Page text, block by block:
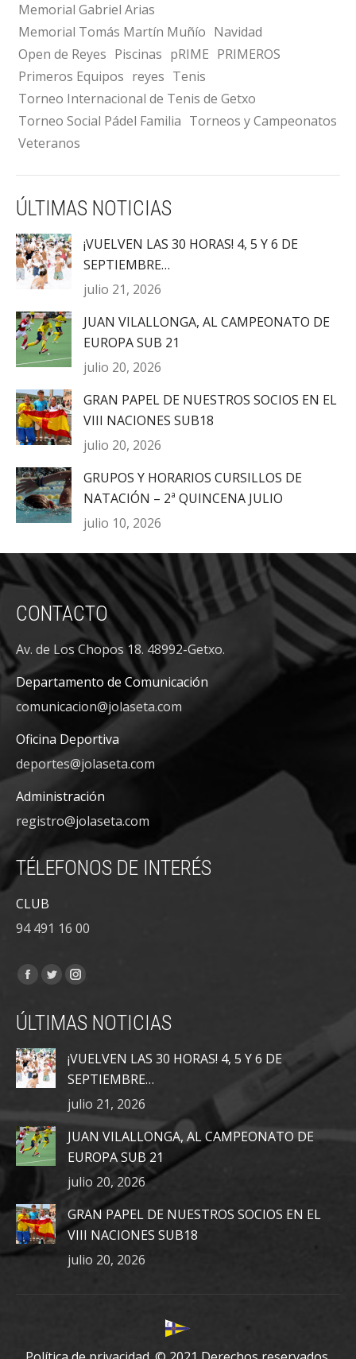
Memorial Gabriel Arias
Memorial Tomás Martín Muñío Navidad
Open de Reyes Piscinas pRIME PRIMEROS
Primeros Equipos reyes Tenis
Torneo Internacional de Tenis de Getxo
Torneo Social Pádel Familia Torneos y Campeonatos
Veteranos
ÚLTIMAS NOTICIAS
¡VUELVEN LAS 30 HORAS! 4, 5 Y 6 DE
SEPTIEMBRE…
julio 21, 2026
JUAN VILALLONGA, AL CAMPEONATO DE
EUROPA SUB 21
julio 20, 2026
GRAN PAPEL DE NUESTROS SOCIOS EN EL
VIII NACIONES SUB18
julio 20, 2026
GRUPOS Y HORARIOS CURSILLOS DE
NATACIÓN – 2ª QUINCENA JULIO
julio 10, 2026
CONTACTO
Av. de Los Chopos 18. 48992-Getxo.
Departamento de Comunicación
comunicacion@jolaseta.com
Oficina Deportiva
deportes@jolaseta.com
Administración
registro@jolaseta.com
TÉLEFONOS DE INTERÉS
CLUB
94 491 16 00
Encuéntranos en:
Facebook
opens
in
new
window
Twitter
opens
in
new
window
Instagram
opens
new
window
ÚLTIMAS NOTICIAS
¡VUELVEN LAS 30 HORAS! 4, 5 Y 6 DE
SEPTIEMBRE…
julio 21, 2026
JUAN VILALLONGA, AL CAMPEONATO DE
EUROPA SUB 21
julio 20, 2026
GRAN PAPEL DE NUESTROS SOCIOS EN EL
VIII NACIONES SUB18
julio 20, 2026